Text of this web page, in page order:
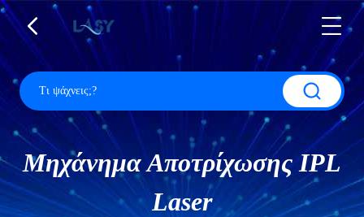
Μηχάνημα Αποτρίχωσης IPL
Laser